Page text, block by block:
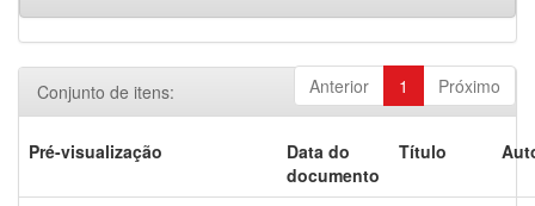
Anterior 1 Próximo
Conjunto de itens:
Pré-visualização
Data do
documento
Título